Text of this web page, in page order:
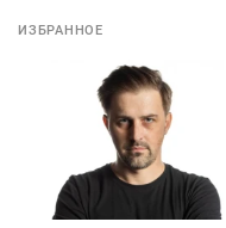
ИЗБРАННОЕ